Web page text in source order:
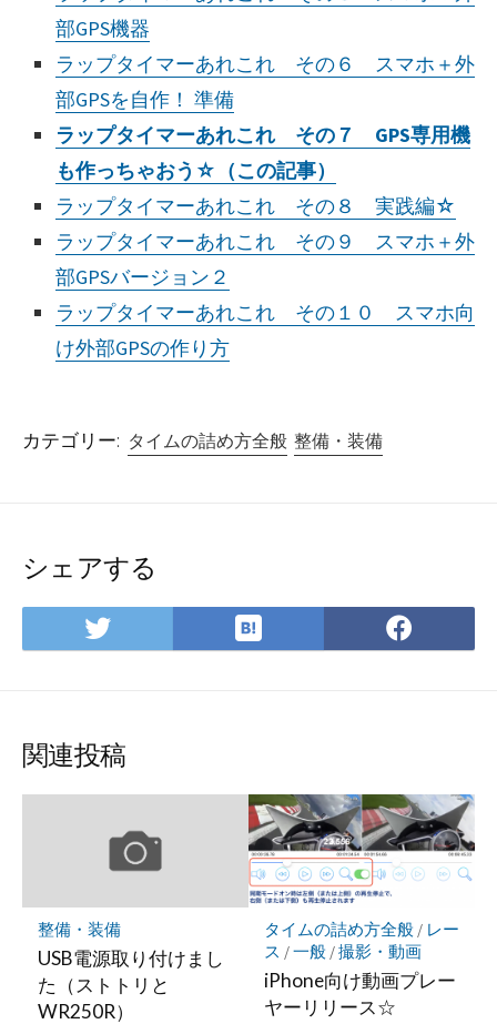
部GPS機器
ラップタイマーあれこれ その６ スマホ＋外
部GPSを自作！ 準備
ラップタイマーあれこれ その７ GPS専用機
も作っちゃおう☆（この記事）
ラップタイマーあれこれ その８ 実践編☆
ラップタイマーあれこれ その９ スマホ＋外
部GPSバージョン２
ラップタイマーあれこれ その１０ スマホ向
け外部GPSの作り方
カテゴリー: タイムの詰め方全般 整備・装備
シェアする
Twitter
で
は
て
マ
ー
ク
に
保
存
で
関連投稿
整備・装備
USB電源取り付けまし
た（ストトリと
WR250R）
タイムの詰め方全般/ レー
ス /一般/撮影・動画
iPhone向け動画プレー
ヤーリリース☆